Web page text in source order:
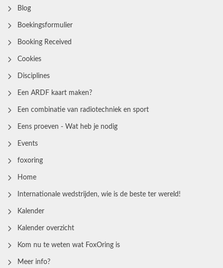
Blog
Boekingsformulier
Booking Received
Cookies
Disciplines
Een ARDF kaart maken?
Een combinatie van radiotechniek en sport
Eens proeven - Wat heb je nodig
Events
foxoring
Home
Internationale wedstrijden, wie is de beste ter wereld!
Kalender
Kalender overzicht
Kom nu te weten wat FoxOring is
Meer info?